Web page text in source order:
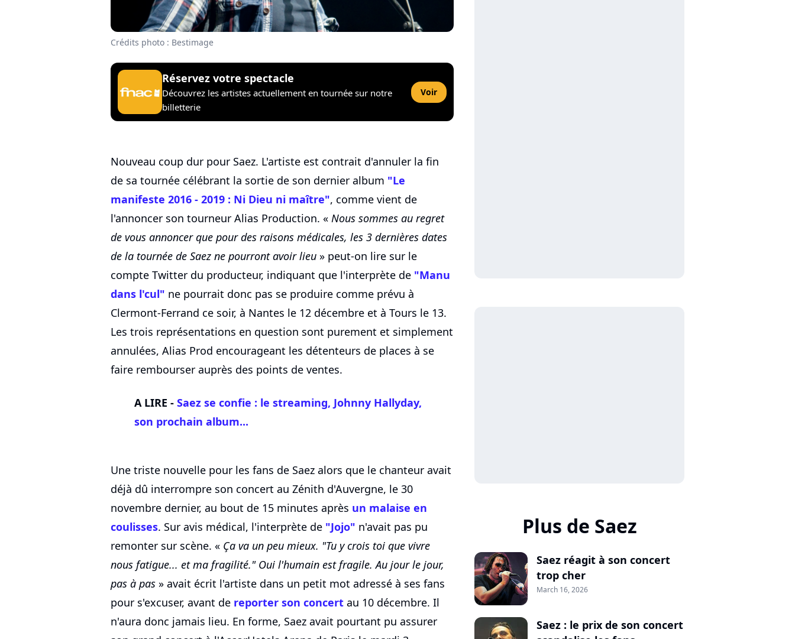
Crédits photo : Bestimage
Réservez votre spectacle
Découvrez les artistes actuellement en tournée sur notre
billetterie
Voir
Nouveau coup dur pour Saez. L'artiste est contrait d'annuler la fin
de sa tournée célébrant la sortie de son dernier album "Le
manifeste 2016 - 2019 : Ni Dieu ni maître", comme vient de
l'annoncer son tourneur Alias Production. « Nous sommes au regret
de vous annoncer que pour des raisons médicales, les 3 dernières dates
de la tournée de Saez ne pourront avoir lieu » peut-on lire sur le
compte Twitter du producteur, indiquant que l'interprète de "Manu
dans l'cul" ne pourrait donc pas se produire comme prévu à
Clermont-Ferrand ce soir, à Nantes le 12 décembre et à Tours le 13.
Les trois représentations en question sont purement et simplement
annulées, Alias Prod encourageant les détenteurs de places à se
faire rembourser auprès des points de ventes.
A LIRE - Saez se confie : le streaming, Johnny Hallyday,
son prochain album...
Une triste nouvelle pour les fans de Saez alors que le chanteur avait
déjà dû interrompre son concert au Zénith d'Auvergne, le 30
novembre dernier, au bout de 15 minutes après un malaise en
coulisses. Sur avis médical, l'interprète de "Jojo" n'avait pas pu
remonter sur scène. « Ça va un peu mieux. "Tu y crois toi que vivre
nous fatigue... et ma fragilité." Oui l'humain est fragile. Au jour le jour,
pas à pas » avait écrit l'artiste dans un petit mot adressé à ses fans
pour s'excuser, avant de reporter son concert au 10 décembre. Il
n'aura donc jamais lieu. En forme, Saez avait pourtant pu assurer
Plus de Saez
Saez réagit à son concert
trop cher
March 16, 2026
Saez : le prix de son concert